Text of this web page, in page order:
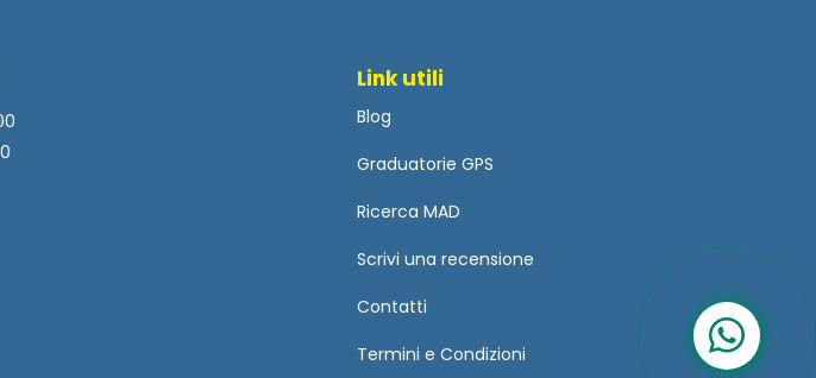
Link utili
Blog
Graduatorie GPS
Ricerca MAD
Scrivi una recensione
Contatti
Termini e Condizioni